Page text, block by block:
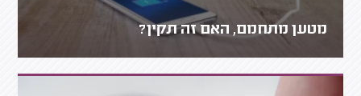
מטען מתחמם, האם זה תקין?